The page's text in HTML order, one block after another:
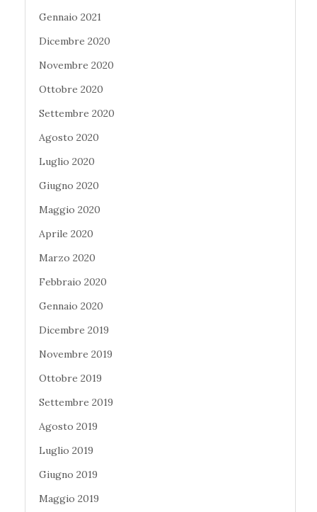
Gennaio 2021
Dicembre 2020
Novembre 2020
Ottobre 2020
Settembre 2020
Agosto 2020
Luglio 2020
Giugno 2020
Maggio 2020
Aprile 2020
Marzo 2020
Febbraio 2020
Gennaio 2020
Dicembre 2019
Novembre 2019
Ottobre 2019
Settembre 2019
Agosto 2019
Luglio 2019
Giugno 2019
Maggio 2019